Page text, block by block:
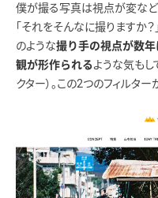
僕が撮る写真は視点が変など
「それをそんなに撮りますか
のような撮り手の視点が数
観が形作られるような気もし
クター）。この2つのフィルタ